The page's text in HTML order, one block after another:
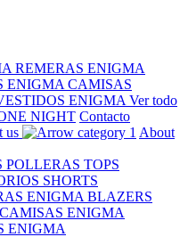
REMERAS ENIGMA
ENIGMA CAMISAS
ENIGMA Ver todo
NIGHT Contacto
us
About
POLLERAS TOPS
SHORTS
ENIGMA BLAZERS
CAMISAS ENIGMA
ENIGMA